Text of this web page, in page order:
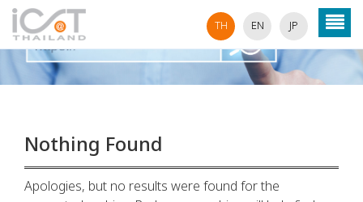
TH EN JP
Nothing Found
Apologies, but no results were found for the